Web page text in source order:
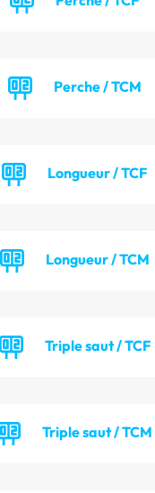
Perche / TCM
Longueur / TCF
Longueur / TCM
Triple saut / TCF
Triple saut / TCM